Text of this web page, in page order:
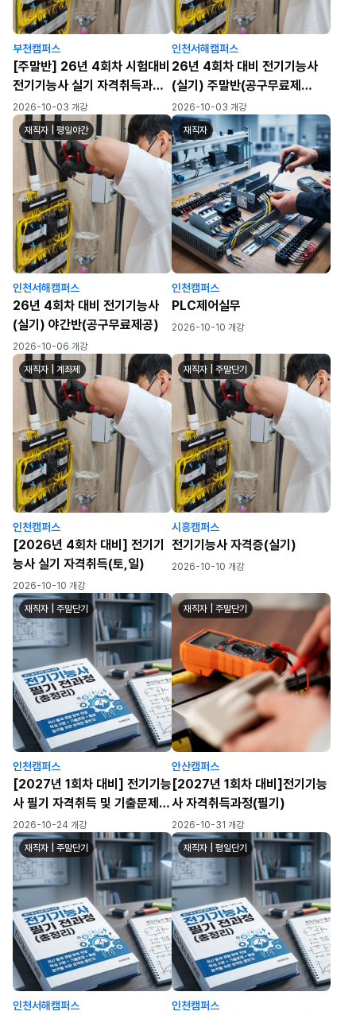
부천캠퍼스
[주말반] 26년 4회차 시험대비
전기기능사 실기 자격취득과정
[공구무료제공]
2026-10-03 개강
인천서해캠퍼스
26년 4회차 대비 전기기능사
(실기) 주말반(공구무료제
공)_7회차
2026-10-03 개강
재직자 | 평일야간
인천서해캠퍼스
26년 4회차 대비 전기기능사
(실기) 야간반(공구무료제공)
2026-10-06 개강
재직자
인천캠퍼스
PLC제어실무
2026-10-10 개강
재직자 | 계좌제
인천캠퍼스
[2026년 4회차 대비] 전기기
능사 실기 자격취득(토,일)
2026-10-10 개강
재직자 | 주말단기
시흥캠퍼스
전기기능사 자격증(실기)
2026-10-10 개강
재직자 | 주말단기
인천캠퍼스
[2027년 1회차 대비] 전기기능
사 필기 자격취득 및 기출문제
풀이반
2026-10-24 개강
재직자 | 주말단기
안산캠퍼스
[2027년 1회차 대비]전기기능
사 자격취득과정(필기)
2026-10-31 개강
재직자 | 주말단기
인천서해캠퍼스
재직자 | 평일단기
인천캠퍼스